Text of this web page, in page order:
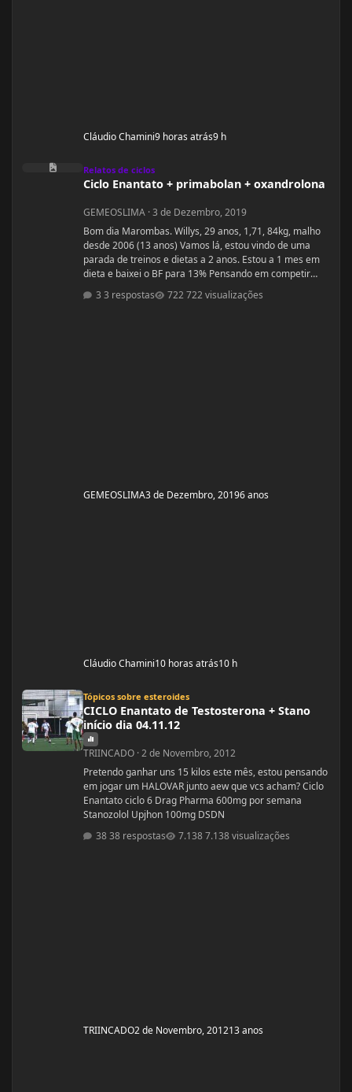
Cláudio Chamini9 horas atrás9 h
Ciclo Enantato + primabolan + oxandrolona
Relatos de ciclos
Ciclo Enantato + primabolan + oxandrolona
GEMEOSLIMA ·3 de Dezembro, 2019
Bom dia Marombas. Willys, 29 anos, 1,71, 84kg, malho
desde 2006 (13 anos) Vamos lá, estou vindo de uma
parada de treinos e dietas a 2 anos. Estou a 1 mes em
dieta e baixei o BF para 13% Pensando em competir
estreantes ano que vem se tudo ocorrer bem até abril.
(Secar e corrigir os pontos fracos) Anexo, os exames
3 respostas 722 visualizações
GEMEOSLIMA3 de Dezembro, 20196 anos
Cláudio Chamini10 horas atrás10 h
Tópicos sobre esteroides
CICLO Enantato de Testosterona + Stano
início dia 04.11.12
TRIINCADO ·2 de Novembro, 2012
Pretendo ganhar uns 15 kilos este mês, estou pensando
em jogar um HALOVAR junto aew que vcs acham? Ciclo
Enantato ciclo 6 Drag Pharma 600mg por semana
Stanozolol Upjhon 100mg DSDN
38 respostas
7.138 visualizações
TRIINCADO2 de Novembro, 201213 anos